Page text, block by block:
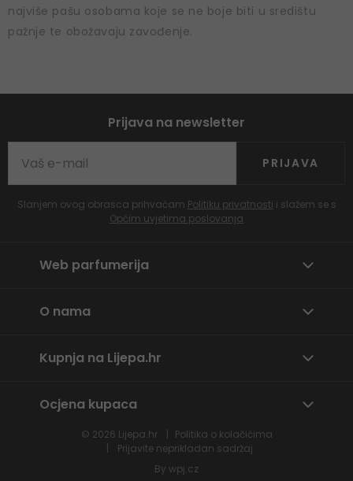
najviše pašu osobama koje se ne boje biti u središtu
pažnje te obožavaju zavođenje.
Prijava na newsletter
PRIJAVA
Slanjem ovog obrasca prihvaćam Politiku privatnosti i slažem se s
Općim uvjetima poslovanja
Web parfumerija
O nama
Kupnja na Lijepa.hr
Ocjena kupaca
© 2026 Lijepa.hr
Politika o kolačićima
Prijavite neprikladan sadržaj
By wpj.cz